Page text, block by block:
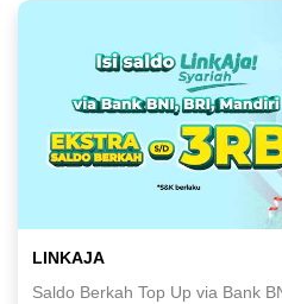
LINKAJA
Saldo Berkah Top Up via Bank